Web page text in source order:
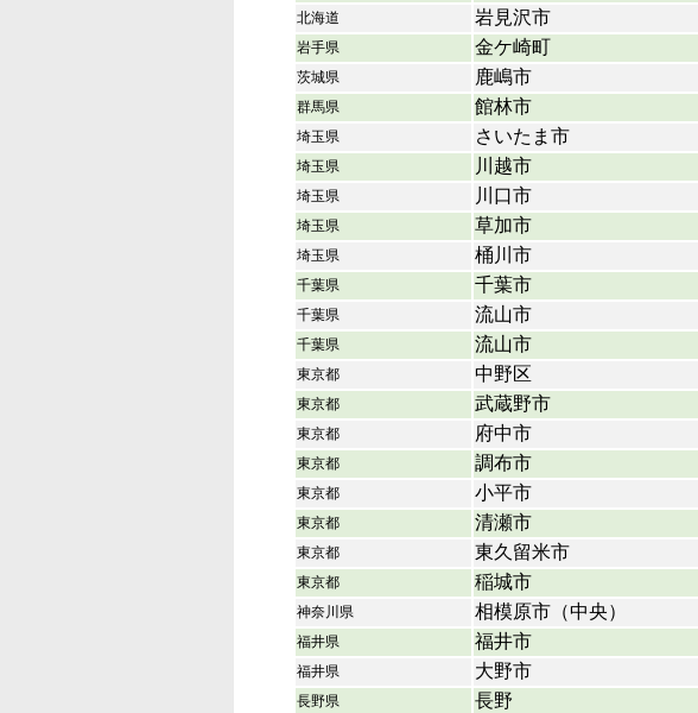
北海道 岩見沢市
岩手県 金ケ崎町
茨城県 鹿嶋市
群馬県 館林市
埼玉県 さいたま市
埼玉県 川越市
埼玉県 川口市
埼玉県 草加市
埼玉県 桶川市
千葉県 千葉市
千葉県 流山市
千葉県 流山市
東京都 中野区
東京都 武蔵野市
東京都 府中市
東京都 調布市
東京都 小平市
東京都 清瀬市
東京都 東久留米市
東京都 稲城市
神奈川県 相模原市（中央）
福井県 福井市
福井県 大野市
長野県 長野